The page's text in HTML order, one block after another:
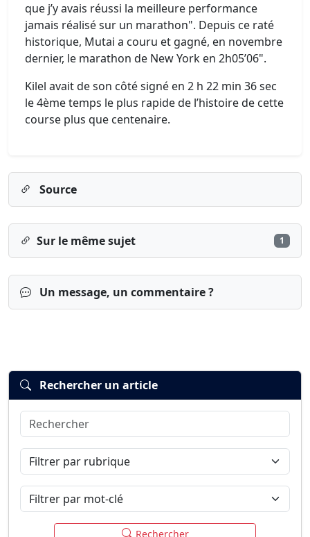
que j’y avais réussi la meilleure performance
jamais réalisé sur un marathon". Depuis ce raté
historique, Mutai a couru et gagné, en novembre
dernier, le marathon de New York en 2h05’06".
Kilel avait de son côté signé en 2 h 22 min 36 sec
le 4ème temps le plus rapide de l’histoire de cette
course plus que centenaire.
Source
Sur le même sujet 1
Un message, un commentaire ?
Connexion
Rechercher un article
Rechercher
Filtrer par rubrique
Filtrer par mot-clé
Rechercher